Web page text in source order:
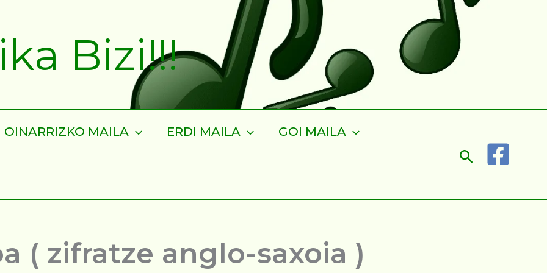
Bizi!!!
OINARRIZKO MAILA ERDI MAILA GOI MAILA
Search
( zifratze anglo-saxoia )